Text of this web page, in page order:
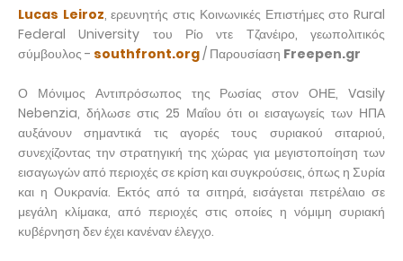
Lucas Leiroz, ερευνητής στις Κοινωνικές Επιστήμες στο Rural
Federal University του Ρίο ντε Τζανέιρο, γεωπολιτικός
σύμβουλος - southfront.org/ Παρουσίαση Freepen.gr
Ο Μόνιμος Αντιπρόσωπος της Ρωσίας στον ΟΗΕ, Vasily
Nebenzia, δήλωσε στις 25 Μαΐου ότι οι εισαγωγείς των ΗΠΑ
αυξάνουν σημαντικά τις αγορές τους συριακού σιταριού,
συνεχίζοντας την στρατηγική της χώρας για μεγιστοποίηση των
εισαγωγών από περιοχές σε κρίση και συγκρούσεις, όπως η Συρία
και η Ουκρανία. Εκτός από τα σιτηρά, εισάγεται πετρέλαιο σε
μεγάλη κλίμακα, από περιοχές στις οποίες η νόμιμη συριακή
κυβέρνηση δεν έχει κανέναν έλεγχο.